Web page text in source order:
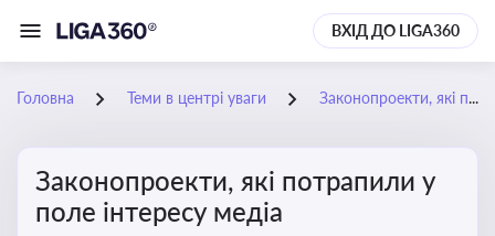
ВХІД ДО LIGA360
Головна Теми в центрі уваги Законопроекти, які потрапили у поле інтересу медіа
Законопроекти, які потрапили у
поле інтересу медіа